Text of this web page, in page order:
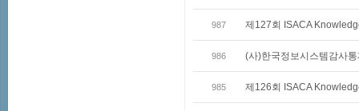
987 제127회 ISACA
986 (사)한국정보시스템감사
985 제126회 ISACA